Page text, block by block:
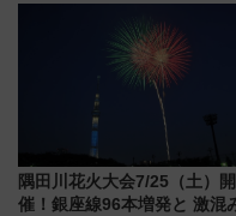
隅田川花火大会7/25（土）開
催！銀座線96本増発と 激混